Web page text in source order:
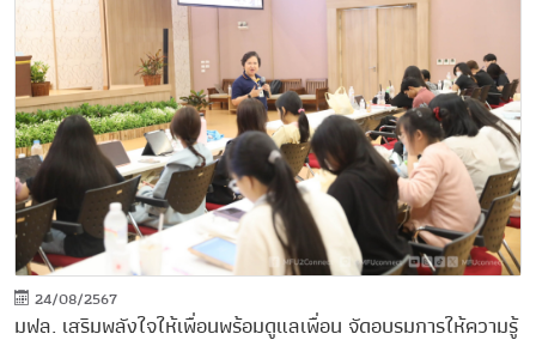
24/08/2567
มฟล. เสริมพลังใจให้เพื่อนพร้อมดูแลเพื่อน จัดอบรมการให้ความรู้